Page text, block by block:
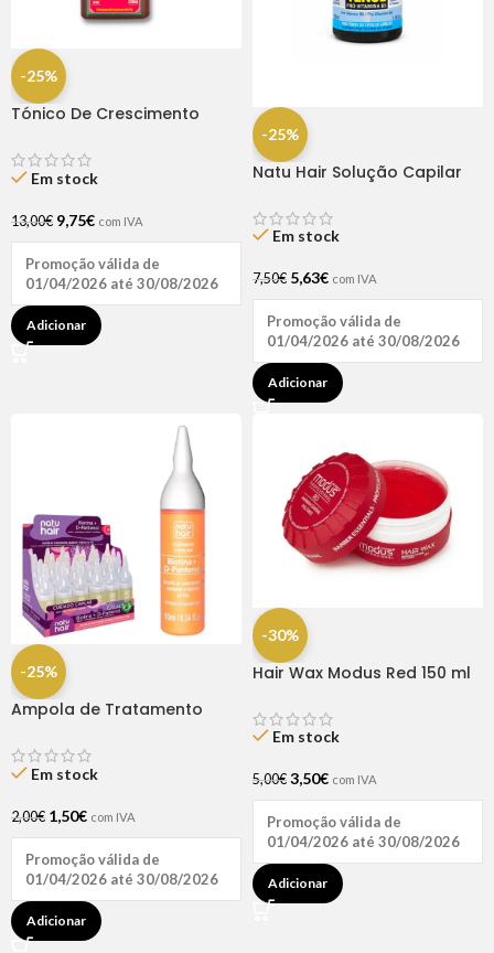
-25%
Tónico De Crescimento
Em stock
13,00€ 9,75€ com IVA
Promoção válida de
01/04/2026 até 30/08/2026
Adicionar
-25%
Natu Hair Solução Capilar
Em stock
7,50€ 5,63€ com IVA
Promoção válida de
01/04/2026 até 30/08/2026
Adicionar
-25%
Ampola de Tratamento
Hair (1 UNIDADE)
Em stock
2,00€ 1,50€ com IVA
Promoção válida de
01/04/2026 até 30/08/2026
Adicionar
-30%
Hair Wax Modus Red 150 ml
Em stock
5,00€ 3,50€ com IVA
Promoção válida de
01/04/2026 até 30/08/2026
Adicionar